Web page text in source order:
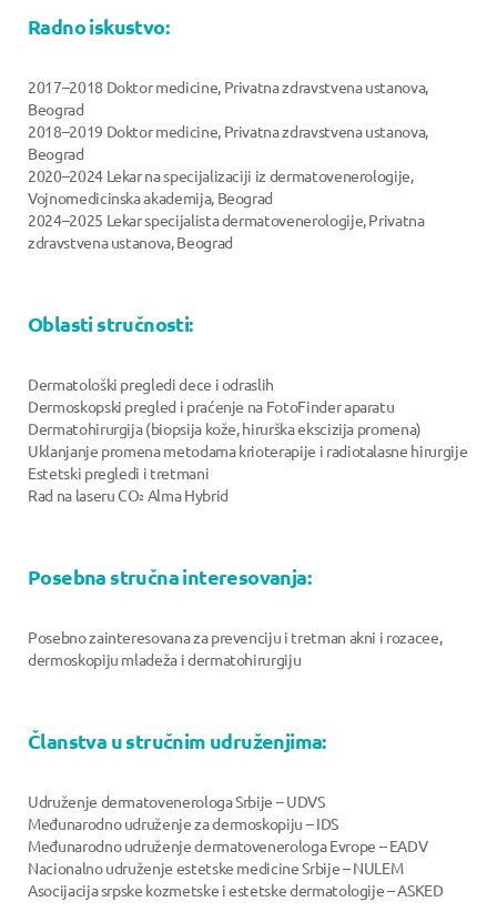
Radno iskustvo:
2017–2018 Doktor medicine, Privatna zdravstvena ustanova,
Beograd
2018–2019 Doktor medicine, Privatna zdravstvena ustanova,
Beograd
2020–2024 Lekar na specijalizaciji iz dermatovenerologije,
Vojnomedicinska akademija, Beograd
2024–2025 Lekar specijalista dermatovenerologije, Privatna
zdravstvena ustanova, Beograd
Oblasti stručnosti:
Dermatološki pregledi dece i odraslih
Dermoskopski pregled i praćenje na FotoFinder aparatu
Dermatohirurgija (biopsija kože, hirurška ekscizija promena)
Uklanjanje promena metodama krioterapije i radiotalasne hirurgije
Estetski pregledi i tretmani
Rad na laseru CO₂ Alma Hybrid
Posebna stručna interesovanja:
Posebno zainteresovana za prevenciju i tretman akni i rozacee,
dermoskopiju mladeža i dermatohirurgiju
Članstva u stručnim udruženjima:
Udruženje dermatovenerologa Srbije – UDVS
Međunarodno udruženje za dermoskopiju – IDS
Međunarodno udruženje dermatovenerologa Evrope – EADV
Nacionalno udruženje estetske medicine Srbije – NULEM
Asocijacija srpske kozmetske i estetske dermatologije – ASKED